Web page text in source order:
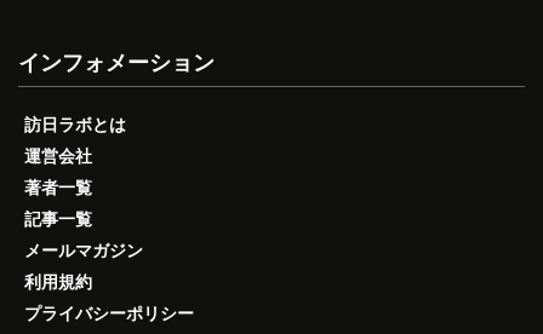
インフォメーション
訪日ラボとは
運営会社
著者一覧
記事一覧
メールマガジン
利用規約
プライバシーポリシー